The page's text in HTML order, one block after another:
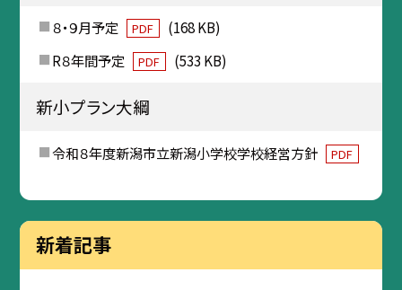
８・９月予定 PDF
(168 KB)
R８年間予定
PDF (533 KB)
新小プラン大綱
令和８年度新潟市立新潟小学校学校経営方針 PDF
新着記事